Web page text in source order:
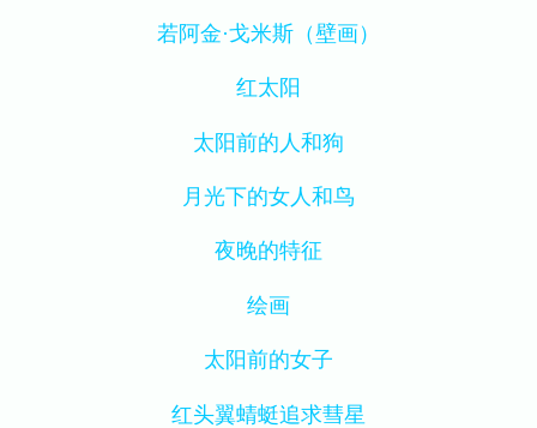
若阿金·戈米斯（壁画）
红太阳
太阳前的人和狗
月光下的女人和鸟
夜晚的特征
绘画
太阳前的女子
红头翼蜻蜓追求彗星